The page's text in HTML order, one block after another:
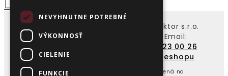
Copyright ©2008 - 2026 k2autodoktor s.r.o.
autokozmetika pre vaše auto | Email:
info@petuel.sk
+421 903 23 00 26
VytvorilNajReklama.sk - tvorba eshopu
Od 2023 spoločnosť Peter Zlatinský - Petuel zmenená na
NEVYHNUTNE POTREBNÉ
VÝKONNOSŤ
CIELENIE
FUNKCIE